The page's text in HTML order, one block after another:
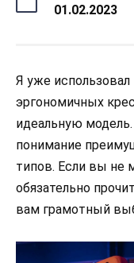
01.02.2023
Я уже
эргономичных
идеальную
понимание
типов. Если вы не
обязательно
вам грамотный